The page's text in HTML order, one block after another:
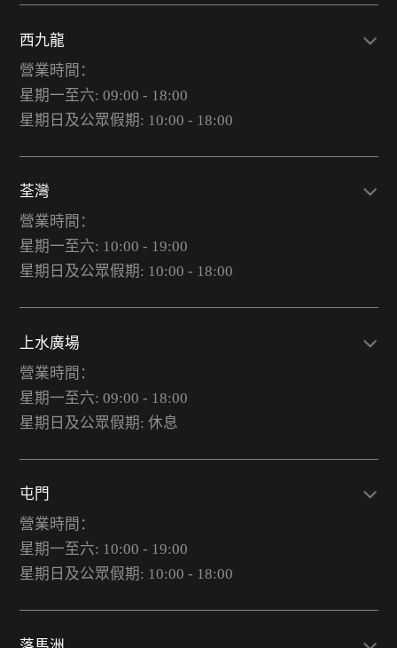
西九龍
營業時間：
星期一至六: 09:00 - 18:00
星期日及公眾假期: 10:00 - 18:00
荃灣
營業時間：
星期一至六: 10:00 - 19:00
星期日及公眾假期: 10:00 - 18:00
上水廣場
營業時間：
星期一至六: 09:00 - 18:00
星期日及公眾假期: 休息
屯門
營業時間：
星期一至六: 10:00 - 19:00
星期日及公眾假期: 10:00 - 18:00